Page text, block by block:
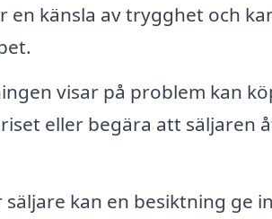
en känsla av trygghet och
visar på problem kan
eller begära att säljaren
säljare kan en besiktning ge